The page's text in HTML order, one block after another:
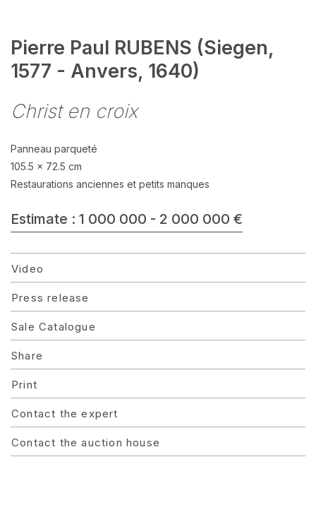
Pierre Paul RUBENS (Siegen,
1577 - Anvers, 1640)
Christ en croix
Panneau parqueté
105.5 x 72.5 cm
Restaurations anciennes et petits manques
Estimate : 1 000 000 - 2 000 000 €
Video
Press release
Sale Catalogue
Share
Print
Contact the expert
Contact the auction house